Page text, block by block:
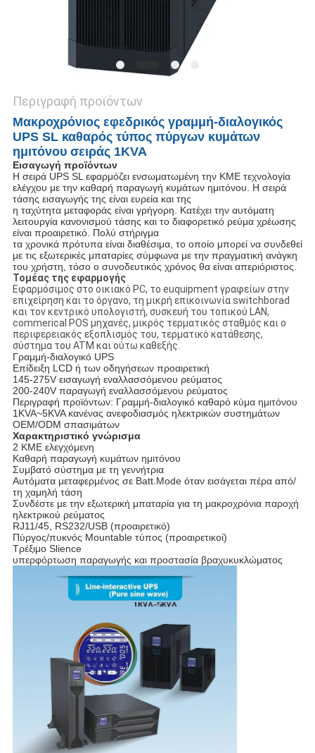
Περιγραφή προϊόντων
Μακροχρόνιος εφεδρικός γραμμή-διαλογικός
UPS SL καθαρός τύπος πύργων κυμάτων
ημιτόνου σειράς 1KVA
Εισαγωγή προϊόντων
Η σειρά UPS SL εφαρμόζει ενσωματωμένη την ΚΜΕ τεχνολογία
ελέγχου με την καθαρή παραγωγή κυμάτων ημιτόνου. Η σειρά
τάσης εισαγωγής της είναι ευρεία και της
η ταχύτητα μεταφοράς είναι γρήγορη. Κατέχει την αυτόματη
λειτουργία κανονισμού τάσης και το διαφορετικό ρεύμα χρέωσης
είναι προαιρετικό. Πολύ στήριγμα
τα χρονικά πρότυπα είναι διαθέσιμα, το οποίο μπορεί να συνδεθεί
με τις εξωτερικές μπαταρίες σύμφωνα με την πραγματική ανάγκη
του χρήστη, τόσο ο συνοδευτικός χρόνος θα είναι απεριόριστος.
Τομέας της εφαρμογής
Εφαρμόσιμος στο οικιακό PC, το euquipment γραφείων στην
επιχείρηση και το όργανο, τη μικρή επικοινωνία switchborad
και τον κεντρικό υπολογιστή, συσκευή του τοπικού LAN,
commerical POS μηχανές, μικρός τερματικός σταθμός και ο
περιφερειακός εξοπλισμός του, τερματικό κατάθεσης,
σύστημα του ATM και ούτω καθεξής.
Γραμμή-διαλογικό UPS
Επίδειξη LCD ή των οδηγήσεων προαιρετική
145-275V εισαγωγή εναλλασσόμενου ρεύματος
200-240V παραγωγή εναλλασσόμενου ρεύματος
Περιγραφή προϊόντων: Γραμμή-διαλογικό καθαρό κύμα ημιτόνου
1KVA~5KVA κανένας ανεφοδιασμός ηλεκτρικών συστημάτων
OEM/ODM σπασιμάτων
Χαρακτηριστικό γνώρισμα
2 ΚΜΕ ελεγχόμενη
Καθαρή παραγωγή κυμάτων ημιτόνου
Συμβατό σύστημα με τη γεννήτρια
Αυτόματα μεταφερμένος σε Batt.Mode όταν εισάγεται πέρα από/
τη χαμηλή τάση
Συνδέστε με την εξωτερική μπαταρία για τη μακροχρόνια παροχή
ηλεκτρικού ρεύματος
RJ11/45, RS232/USB (προαιρετικό)
Πύργος/πυκνός Mountable τύπος (προαιρετικοί)
Τρέξιμο Slience
υπερφόρτωση παραγωγής και προστασία βραχυκυκλώματος